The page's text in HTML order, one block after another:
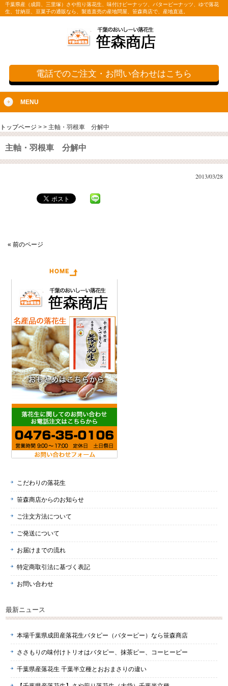
千葉県産（成田、三里塚）さや煎り落花生、味付けピーナッツ、バターピーナッツ、ゆで落花
生、甘納豆、豆菓子の通販なら、製造直売の産地問屋、笹森商店で、産地直送。
電話でのご注文・お問い合わせはこちら
MENU
トップページ > > 主軸・羽根車 分解中
主軸・羽根車 分解中
2013/03/28
« 前のページ
こだわりの落花生
笹森商店からのお知らせ
ご注文方法について
ご発送について
お届けまでの流れ
特定商取引法に基づく表記
お問い合わせ
最新ニュース
本場千葉県成田産落花生バタピー（バターピー）なら笹森商店
ささもりの味付けトリオはバタピー、抹茶ピー、コーヒーピー
千葉県産落花生 千葉半立種とおおまさりの違い